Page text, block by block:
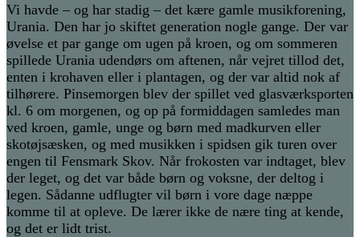
Vi havde – og har stadig – det kære gamle musikforening,
Urania. Den har jo skiftet generation nogle gange. Der var
øvelse et par gange om ugen på kroen, og om sommeren
spillede Urania udendørs om aftenen, når vejret tillod det,
enten i krohaven eller i plantagen, og der var altid nok af
tilhørere. Pinsemorgen blev der spillet ved glasværksporten
kl. 6 om morgenen, og op på formiddagen samledes man
ved kroen, gamle, unge og børn med madkurven eller
skotøjsæsken, og med musikken i spidsen gik turen over
engen til Fensmark Skov. Når frokosten var indtaget, blev
der leget, og det var både børn og voksne, der deltog i
legen. Sådanne udflugter vil børn i vore dage næppe
komme til at opleve. De lærer ikke de nære ting at kende,
og det er lidt trist.